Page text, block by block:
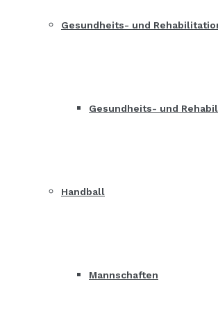
Gesundheits- und
Gesundheits- und
Handball
Mannschaften